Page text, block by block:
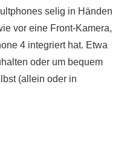
selig in Händen
vor eine Front-Kamera,
4 integriert hat. Etwa
oder um bequem
(allein oder in